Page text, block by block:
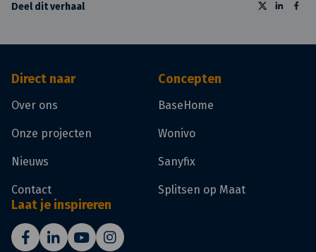
Deel dit verhaal
Direct naar
Over ons
Onze projecten
Nieuws
Contact
Concepten
BaseHome
Wonivo
Sanyfix
Splitsen op Maat
Laat je inspireren